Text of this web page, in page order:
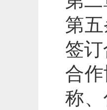
第
签
合
称